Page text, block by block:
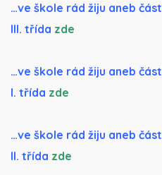
…ve škole rád žiju aneb
III. třída zde
…ve škole rád žiju aneb
I. třída zde
…ve škole rád žiju aneb
II. třída zde